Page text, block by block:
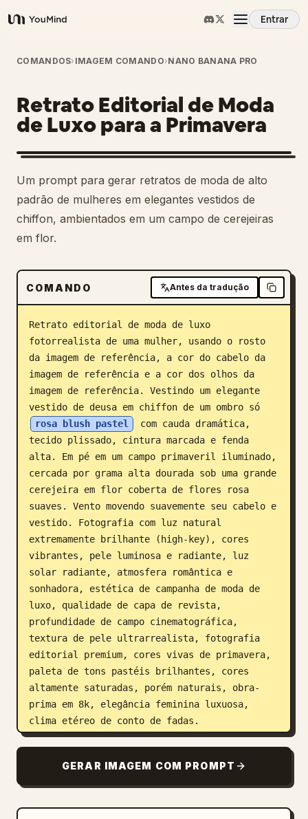
YouMind
Entrar
Visão Geral
Casos de Uso
Habilidades
Prompts
Preços
Baixar
Blog
Atualizações
COMANDOS› IMAGEM COMANDO›NANO BANANA PRO
Retrato Editorial de Moda
de Luxo para a Primavera
Um prompt para gerar retratos de moda de alto
padrão de mulheres em elegantes vestidos de
chiffon, ambientados em um campo de cerejeiras
em flor.
COMANDO Antes da tradução
Retrato editorial de moda de luxo
fotorrealista de uma mulher, usando o rosto
da imagem de referência, a cor do cabelo da
imagem de referência e a cor dos olhos da
imagem de referência. Vestindo um elegante
vestido de deusa em chiffon de um ombro só
rosa blush pastel
com cauda dramática,
tecido plissado, cintura marcada e fenda
alta. Em pé em um campo primaveril iluminado,
cercada por grama alta dourada sob uma grande
cerejeira em flor coberta de flores rosa
suaves. Vento movendo suavemente seu cabelo e
vestido. Fotografia com luz natural
extremamente brilhante (high-key), cores
vibrantes, pele luminosa e radiante, luz
solar radiante, atmosfera romântica e
sonhadora, estética de campanha de moda de
luxo, qualidade de capa de revista,
profundidade de campo cinematográfica,
textura de pele ultrarrealista, fotografia
editorial premium, cores vivas de primavera,
paleta de tons pastéis brilhantes, cores
altamente saturadas, porém naturais, obra-
prima em 8k, elegância feminina luxuosa,
clima etéreo de conto de fadas.
GERAR IMAGEM COM PROMPT